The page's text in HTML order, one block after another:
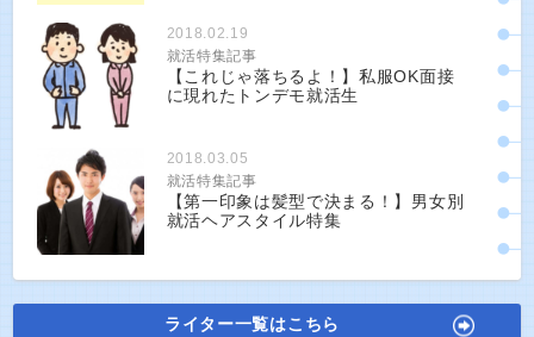
2018.02.19
就活特集記事
【これじゃ落ちるよ！】私服OK面接
に現れたトンデモ就活生
2018.03.05
就活特集記事
【第一印象は髪型で決まる！】男女別
就活ヘアスタイル特集
ライター一覧はこちら